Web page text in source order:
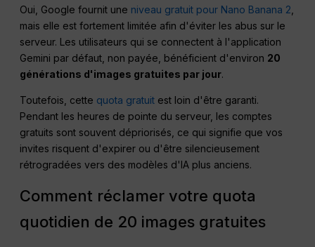
Oui, Google fournit une niveau gratuit pour Nano Banana 2
mais elle est fortement limitée afin d'éviter les abus sur le
serveur. Les utilisateurs qui se connectent à l'application
Gemini par défaut, non payée, bénéficient d'environ 20
générations d'images gratuites par jour.
Toutefois, cette quota gratuit est loin d'être garanti.
Pendant les heures de pointe du serveur, les comptes
gratuits sont souvent dépriorisés, ce qui signifie que vos
invites risquent d'expirer ou d'être silencieusement
rétrogradées vers des modèles d'IA plus anciens.
Comment réclamer votre quota
quotidien de 20 images gratuites